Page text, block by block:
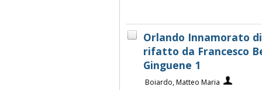
Orlando Innamorato
rifatto da Francesco
Ginguene 1
Boiardo, Matteo Maria